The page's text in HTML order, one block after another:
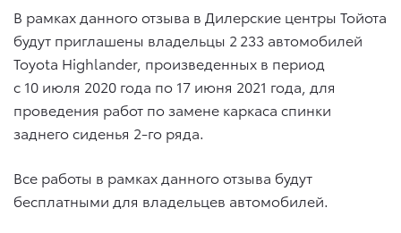
В рамках данного отзыва в Дилерские центры Тойота
будут приглашены владельцы 2 233 автомобилей
Toyota Highlander, произведенных в период
с 10 июля 2020 года по 17 июня 2021 года, для
проведения работ по замене каркаса спинки
заднего сиденья 2-го ряда.
Все работы в рамках данного отзыва будут
бесплатными для владельцев автомобилей.